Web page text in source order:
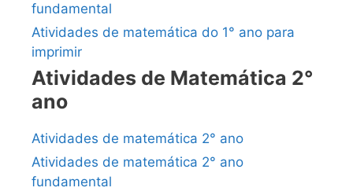
fundamental
Atividades de matemática do 1° ano para
imprimir
Atividades de Matemática 2°
ano
Atividades de matemática 2° ano
Atividades de matemática 2° ano
fundamental